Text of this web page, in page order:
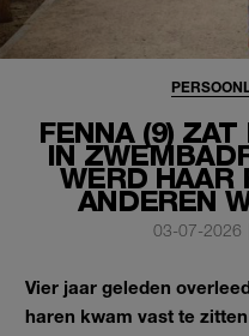
FENNA (9)
IN
WERD HAAR
ANDEREN
03-07-2026
Vier jaar geleden
haren kwam vast te